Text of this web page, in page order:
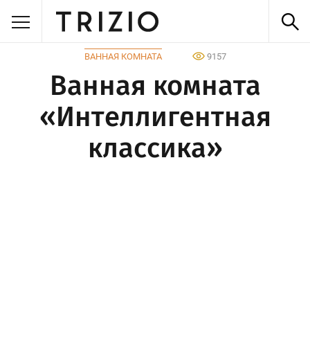
ВАННАЯ КОМНАТА 9157
Ванная комната
«Интеллигентная
классика»